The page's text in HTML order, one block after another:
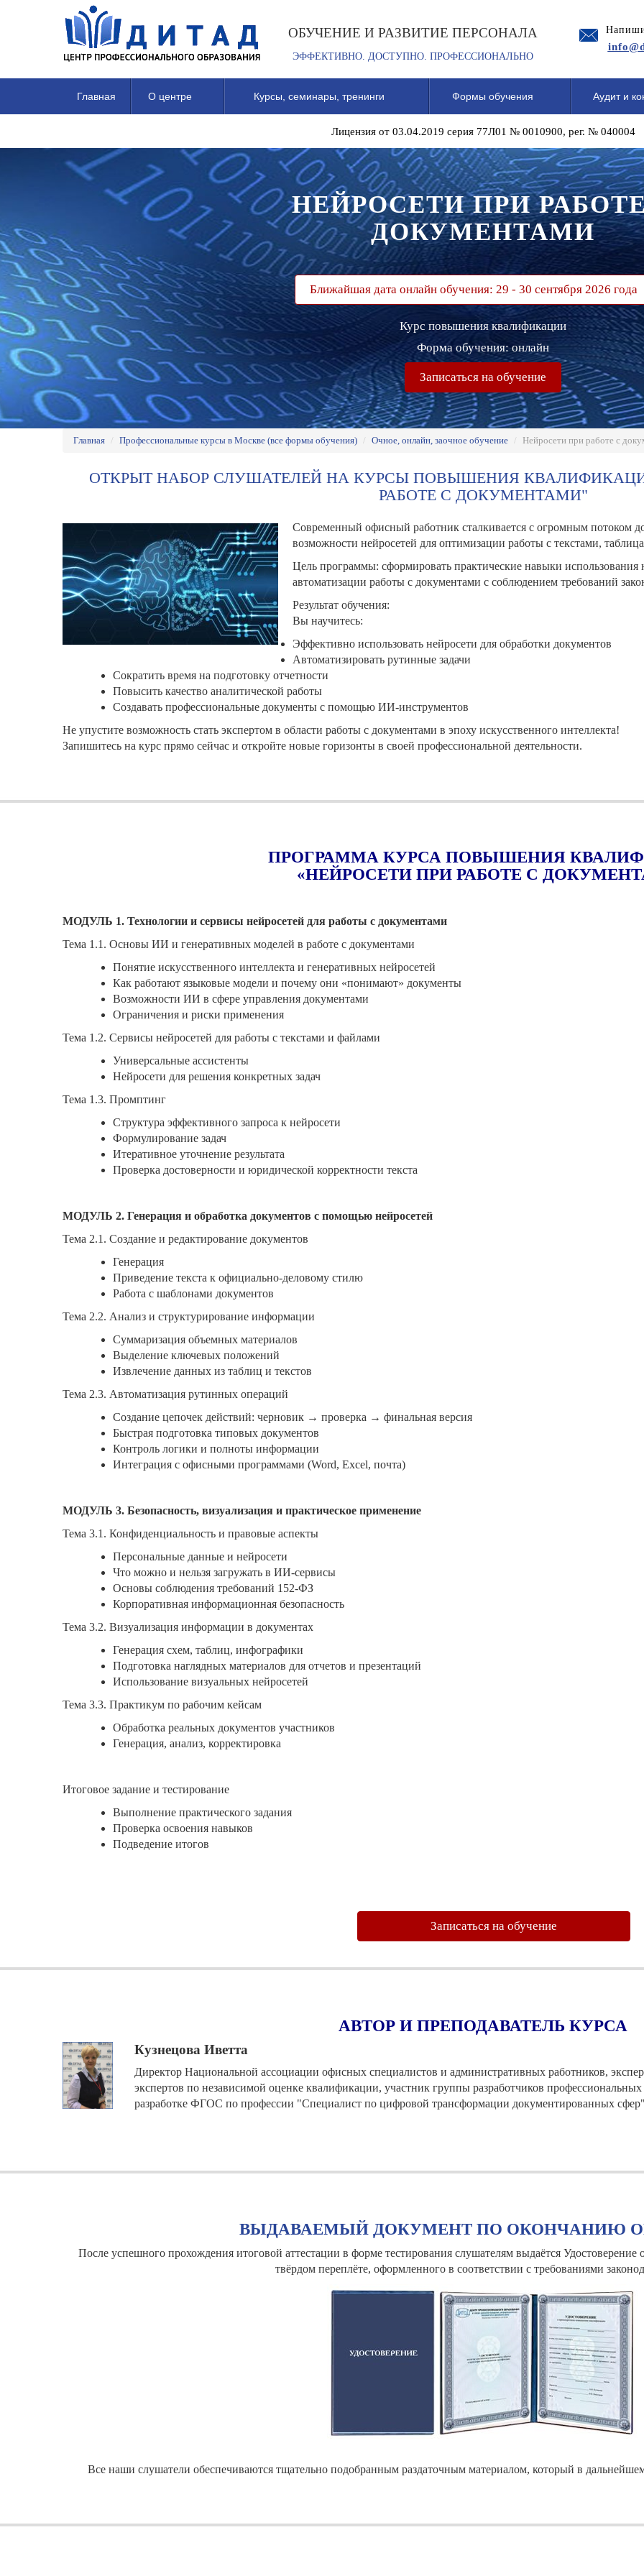
ОБУЧЕНИЕ И РАЗВИТИЕ ПЕРСОНАЛА
ЭФФЕКТИВНО. ДОСТУПНО. ПРОФЕССИОНАЛЬНО
Главная О центре Курсы, семинары, тренинги Формы обучения Аудит и
Лицензия от 03.04.2019 серия 77Л01 № 0010900, рег. № 040004
НЕЙРОСЕТИ ПРИ
ДОКУМЕНТАМИ
Ближайшая дата онлайн обучения: 29 - 30 сентября 2026 года
Курс повышения квалификации
Форма обучения: онлайн
Записаться на обучение
Главная / Профессиональные курсы в Москве (все формы обучения) / Очное, онлайн, заочное обучение / Нейросети при работе с
ОТКРЫТ НАБОР СЛУШАТЕЛЕЙ НА КУРСЫ ПОВЫШЕНИЯ
РАБОТЕ С ДОКУМЕНТАМИ"
Современный офисный работник сталкивается с огромным потоком
возможности нейросетей для оптимизации работы с текстами,
Цель программы: сформировать практические навыки использования
автоматизации работы с документами с соблюдением требований
Результат обучения:
Вы научитесь:
Эффективно использовать нейросети для обработки документов
Автоматизировать рутинные задачи
Сократить время на подготовку отчетности
Повысить качество аналитической работы
Создавать профессиональные документы с помощью ИИ-инструментов
Не упустите возможность стать экспертом в области работы с документами в эпоху искусственного интеллекта!
Запишитесь на курс прямо сейчас и откройте новые горизонты в своей профессиональной деятельности.
ПРОГРАММА КУРСА ПОВЫШЕНИЯ
«НЕЙРОСЕТИ ПРИ РАБОТЕ С
МОДУЛЬ 1. Технологии и сервисы нейросетей для работы с документами
Тема 1.1. Основы ИИ и генеративных моделей в работе с документами
Понятие искусственного интеллекта и генеративных нейросетей
Как работают языковые модели и почему они «понимают» документы
Возможности ИИ в сфере управления документами
Ограничения и риски применения
Тема 1.2. Сервисы нейросетей для работы с текстами и файлами
Универсальные ассистенты
Нейросети для решения конкретных задач
Тема 1.3. Промптинг
Структура эффективного запроса к нейросети
Формулирование задач
Итеративное уточнение результата
Проверка достоверности и юридической корректности текста
МОДУЛЬ 2. Генерация и обработка документов с помощью нейросетей
Тема 2.1. Создание и редактирование документов
Генерация
Приведение текста к официально-деловому стилю
Работа с шаблонами документов
Тема 2.2. Анализ и структурирование информации
Суммаризация объемных материалов
Выделение ключевых положений
Извлечение данных из таблиц и текстов
Тема 2.3. Автоматизация рутинных операций
Создание цепочек действий: черновик → проверка → финальная версия
Быстрая подготовка типовых документов
Контроль логики и полноты информации
Интеграция с офисными программами (Word, Excel, почта)
МОДУЛЬ 3. Безопасность, визуализация и практическое применение
Тема 3.1. Конфиденциальность и правовые аспекты
Персональные данные и нейросети
Что можно и нельзя загружать в ИИ-сервисы
Основы соблюдения требований 152-ФЗ
Корпоративная информационная безопасность
Тема 3.2. Визуализация информации в документах
Генерация схем, таблиц, инфографики
Подготовка наглядных материалов для отчетов и презентаций
Использование визуальных нейросетей
Тема 3.3. Практикум по рабочим кейсам
Обработка реальных документов участников
Генерация, анализ, корректировка
Итоговое задание и тестирование
Выполнение практического задания
Проверка освоения навыков
Подведение итогов
Записаться на обучение
АВТОР И ПРЕПОДАВАТЕЛЬ КУРСА
Кузнецова Иветта
Директор Национальной ассоциации офисных специалистов и административных работников,
экспертов по независимой оценке квалификации, участник группы разработчиков
разработке ФГОС по профессии "Специалист по цифровой трансформации документированных сфер"
ВЫДАВАЕМЫЙ ДОКУМЕНТ ПО ОКОНЧАНИЮ
После успешного прохождения итоговой аттестации в форме тестирования слушателям выдаётся
твёрдом переплёте, оформленного в соответствии с требованиями
Все наши слушатели обеспечиваются тщательно подобранным раздаточным материалом, который в